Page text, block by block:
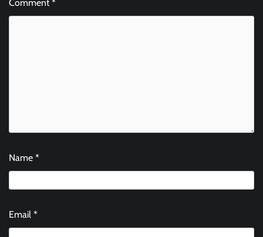
Comment*
Name *
Email *